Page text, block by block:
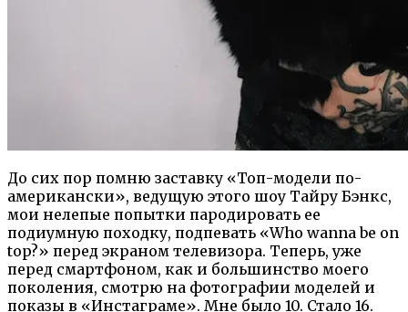
До сих пор помню заставку «Топ-модели по-
американски», ведущую этого шоу Тайру Бэнкс,
мои нелепые попытки пародировать ее
подиумную походку, подпевать «Who wanna be on
top?» перед экраном телевизора. Теперь, уже
перед смартфоном, как и большинство моего
поколения, смотрю на фотографии моделей и
показы в «Инстаграме». Мне было 10. Стало 16.